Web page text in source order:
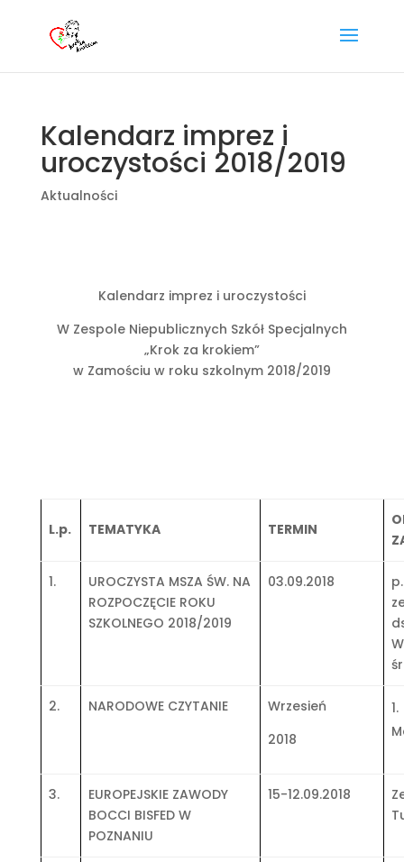
Kalendarz imprez i
uroczystości 2018/2019
Aktualności
Kalendarz imprez i uroczystości
W Zespole Niepublicznych Szkół Specjalnych
„Krok za krokiem”
w Zamościu w roku szkolnym 2018/2019
L.p. TEMATYKA TERMIN
1.
UROCZYSTA MSZA ŚW. NA
ROZPOCZĘCIE ROKU
SZKOLNEGO 2018/2019
03.09.2018
2. NARODOWE CZYTANIE
Wrzesień
2018
3.
EUROPEJSKIE ZAWODY
BOCCI BISFED W
POZNANIU
15-12.09.2018